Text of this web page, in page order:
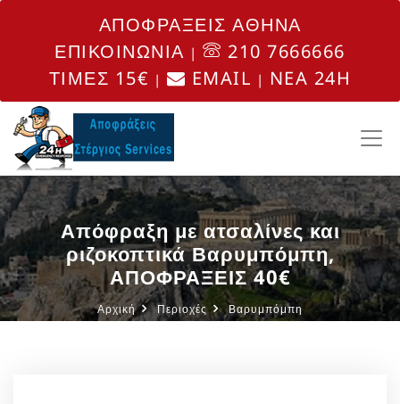
ΑΠΟΦΡΑΞΕΙΣ ΑΘΗΝΑ
ΕΠΙΚΟΙΝΩΝΙΑ |
210 7666666
ΤΙΜΕΣ 15€ | EMAIL | NEA 24H
Απόφραξη με ατσαλίνες και
ριζοκοπτικά Βαρυμπόμπη,
ΑΠΟΦΡΑΞΕΙΣ 40€
Αρχική Περιοχές Βαρυμπόμπη